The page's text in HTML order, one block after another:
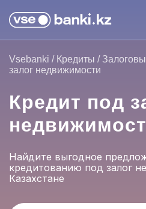
Vsebanki / Кредиты /
залог недвижимости
Кредит под
Найдите выгодное
кредитованию под залог
Казахстане